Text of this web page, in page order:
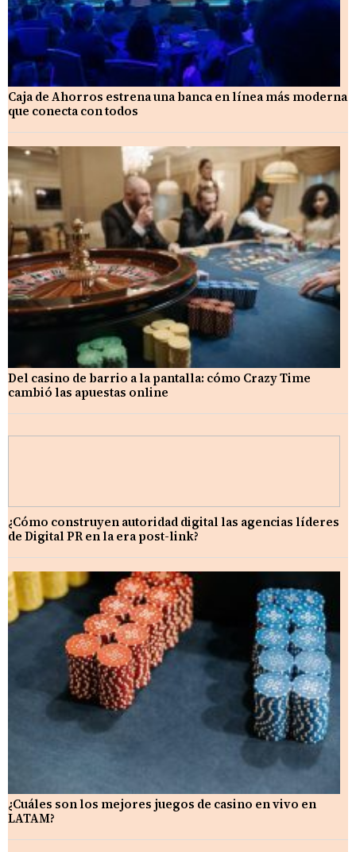
Caja de Ahorros estrena una banca en línea más moderna
que conecta con todos
Del casino de barrio a la pantalla: cómo Crazy Time
cambió las apuestas online
¿Cómo construyen autoridad digital las agencias líderes
de Digital PR en la era post-link?
¿Cuáles son los mejores juegos de casino en vivo en
LATAM?